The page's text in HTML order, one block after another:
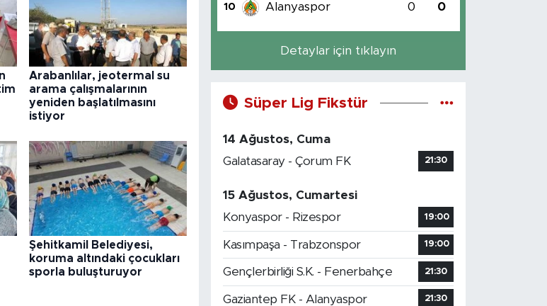
Arabanlılar, jeotermal su
arama çalışmalarının
yeniden başlatılmasını
istiyor
Şehitkamil Belediyesi,
koruma altındaki çocukları
sporla buluşturuyor
10 Alanyaspor 0 0
Detaylar için tıklayın
Süper Lig Fikstür
14 Ağustos, Cuma
Galatasaray - Çorum FK
21:30
15 Ağustos, Cumartesi
Konyaspor - Rizespor
19:00
Kasımpaşa - Trabzonspor 19:00
Gençlerbirliği S.K. - Fenerbahçe 21:30
Gaziantep FK - Alanyaspor 21:30